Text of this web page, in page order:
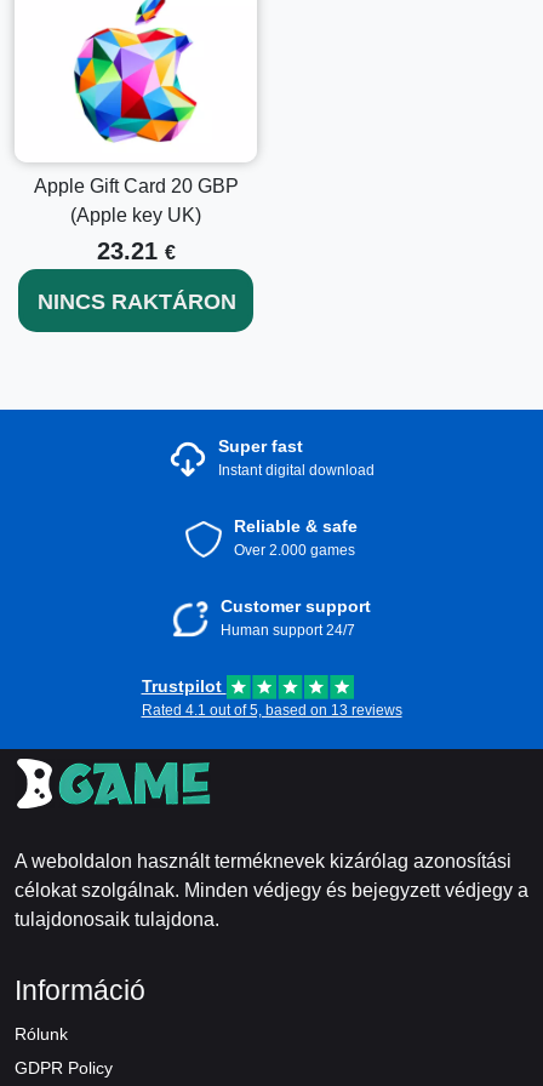
Apple Gift Card 20 GBP
(Apple key UK)
23.21 €
NINCS RAKTÁRON
Super fast
Instant digital download
Reliable & safe
Over 2.000 games
Customer support
Human support 24/7
Trustpilot
Rated 4.1 out of 5, based on 13 reviews
A weboldalon használt terméknevek kizárólag azonosítási
célokat szolgálnak. Minden védjegy és bejegyzett védjegy a
tulajdonosaik tulajdona.
Információ
Rólunk
GDPR Policy